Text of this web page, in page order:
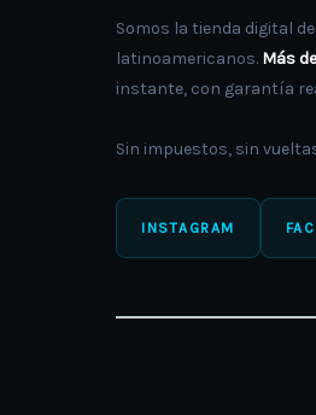
Somos la tienda digital
latinoamericanos. Más
instante, con garantía
Sin impuestos, sin
INSTAGRAM